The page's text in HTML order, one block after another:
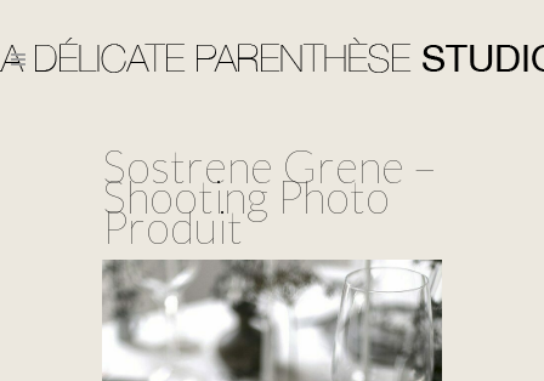
Sostrene Grene –
Shooting Photo
Produit